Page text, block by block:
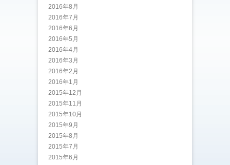
2016年8月
2016年7月
2016年6月
2016年5月
2016年4月
2016年3月
2016年2月
2016年1月
2015年12月
2015年11月
2015年10月
2015年9月
2015年8月
2015年7月
2015年6月